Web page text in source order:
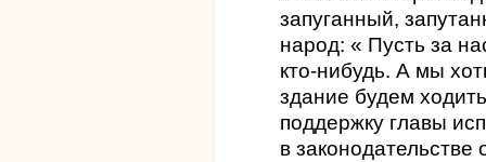
запуганный,
народ: « Пусть за
кто-нибудь. А мы
здание будем
поддержку главы
в законодательстве